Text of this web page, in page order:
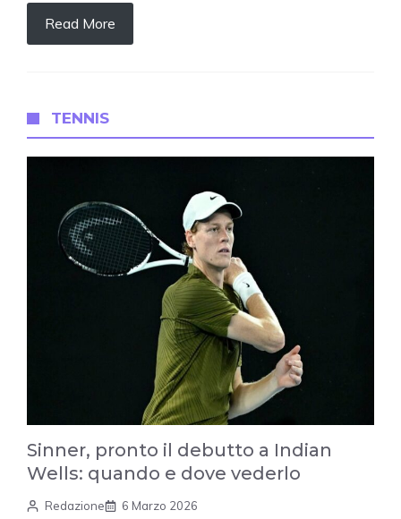
Read More
TENNIS
Sinner, pronto il debutto a Indian
Wells: quando e dove vederlo
Redazione 6 Marzo 2026